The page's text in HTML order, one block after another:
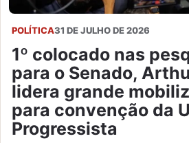
POLÍTICA31 DE JULHO DE 2026
1º colocado nas
para o Senado,
lidera grande
para convenção da
Progressista